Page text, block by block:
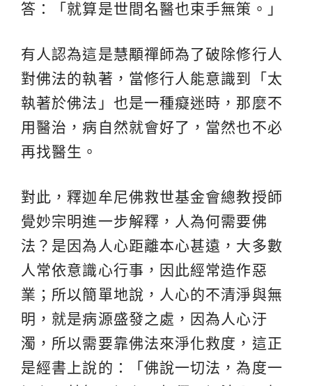
答：「就算是世間名醫也束手無策。」
有人認為這是慧顒禪師為了破除修行人
對佛法的執著，當修行人能意識到「太
執著於佛法」也是一種癡迷時，那麼不
用醫治，病自然就會好了，當然也不必
再找醫生。
對此，釋迦牟尼佛救世基金會總教授師
覺妙宗明進一步解釋，人為何需要佛
法？是因為人心距離本心甚遠，大多數
人常依意識心行事，因此經常造作惡
業；所以簡單地說，人心的不清淨與無
明，就是病源盛發之處，因為人心汙
濁，所以需要靠佛法來淨化救度，這正
是經書上說的：「佛說一切法，為度一